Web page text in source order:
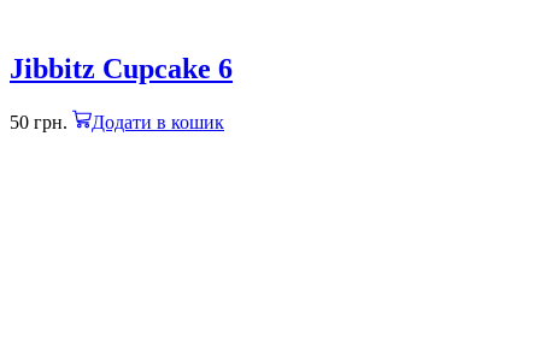
Jibbitz Cupcake 6
50 грн. Додати в кошик